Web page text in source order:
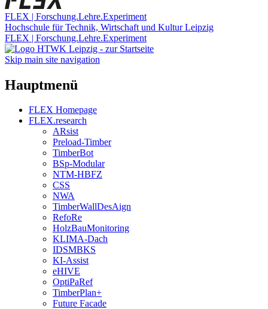
FLEX | Forschung.Lehre.Experiment
Hochschule für Technik, Wirtschaft und Kultur Leipzig
FLEX | Forschung.Lehre.Experiment
Skip main site navigation
Hauptmenü
FLEX Homepage
FLEX.research
ARsist
Preload-Timber
TimberBot
BSp-Modular
NTM-HBFZ
CSS
NWA
TimberWallDesAign
RefoRe
HolzBauMonitoring
KLIMA-Dach
IDSMBKS
KI-Assist
eHIVE
OptiPaRef
TimberPlan+
Future Facade